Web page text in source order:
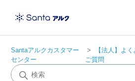
Santaアルクカスタマー
センター
【法人】よ
ご質問